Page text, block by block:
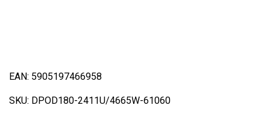
EAN: 5905197466958
SKU: DPOD180-2411U/4665W-61060